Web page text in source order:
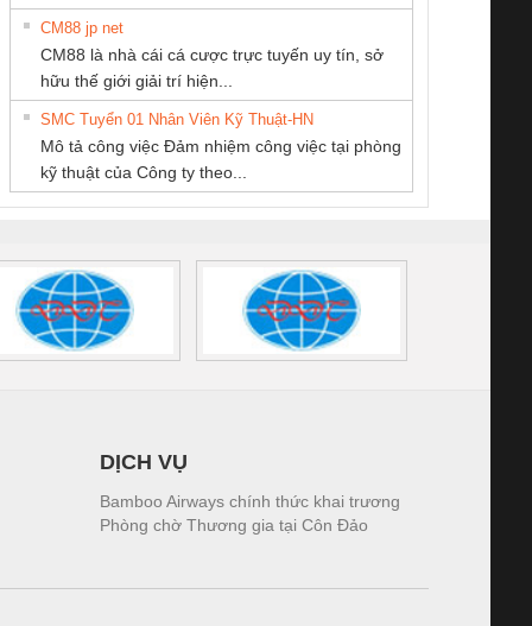
sát chuỗi
tấm pin
16I+
(2502520000)
điện TRANSCLINIC
BKE 1K5.4
(7791400879)2. Giá
Nẹp nhôm chống
trơn Đà Nẵng
CÔNG TY TNHH
KINH DOANH
DỊCH VỤ XNK
PHƯƠNG NAM
PHẦN TỰ ĐỘNG
TIẾN HƯNG
Thiết Bị Điện Nam
CM88 jp net
CM88 là nhà cái cá cược trực tuyến uy tín, sở
hữu thế giới giải trí hiện...
SMC Tuyển 01 Nhân Viên Kỹ Thuật-HN
Mô tả công việc Đảm nhiệm công việc tại phòng
kỹ thuật của Công ty theo...
DỊCH VỤ
Bamboo Airways chính thức khai trương
Phòng chờ Thương gia tại Côn Đảo